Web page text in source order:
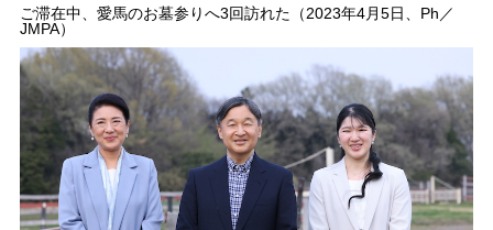
ご滞在中、愛馬のお墓参りへ3回訪れた（2023年4月5日、Ph／
JMPA）